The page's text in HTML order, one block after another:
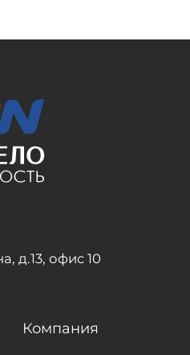
д.13, офис 10
Компания